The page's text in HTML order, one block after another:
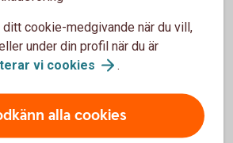
Tagga oss med
#wwsparbank.
bild till sociala medier
ditt cookie-medgivande när du vill,
under din profil när du är
vi cookies .
alla cookies